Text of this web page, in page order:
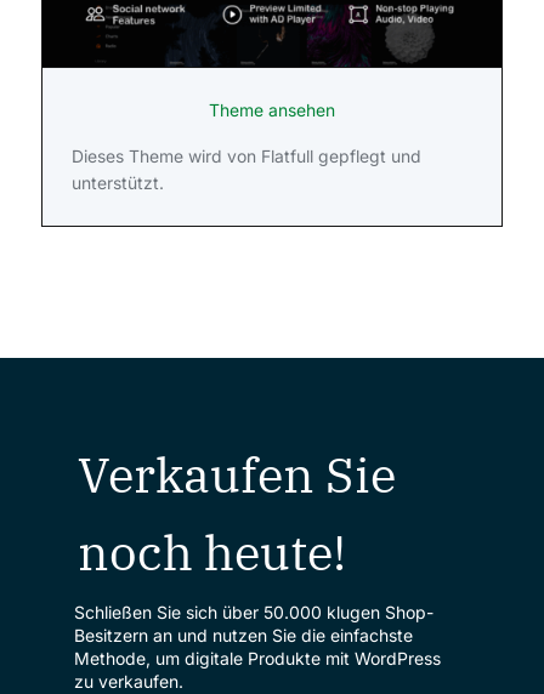
Theme ansehen
Dieses Theme wird von Flatfull gepflegt und
unterstützt.
Verkaufen Sie
noch heute!
Schließen Sie sich über 50.000 klugen Shop-
Besitzern an und nutzen Sie die einfachste
Methode, um digitale Produkte mit WordPress
zu verkaufen.